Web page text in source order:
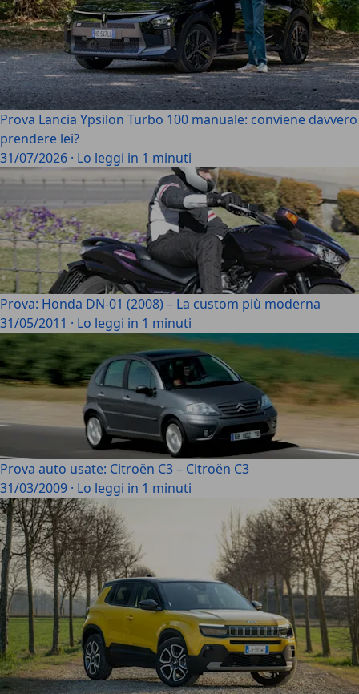
Prova Lancia Ypsilon Turbo 100 manuale: conviene davvero
prendere lei?
31/07/2026 · Lo leggi in 1 minuti
Prova: Honda DN-01 (2008) – La custom più moderna
31/05/2011 · Lo leggi in 1 minuti
Prova auto usate: Citroën C3 – Citroën C3
31/03/2009 · Lo leggi in 1 minuti